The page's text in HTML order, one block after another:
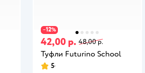
−12%
42,00 р. 48,00 р.
Туфли Futurino School
5